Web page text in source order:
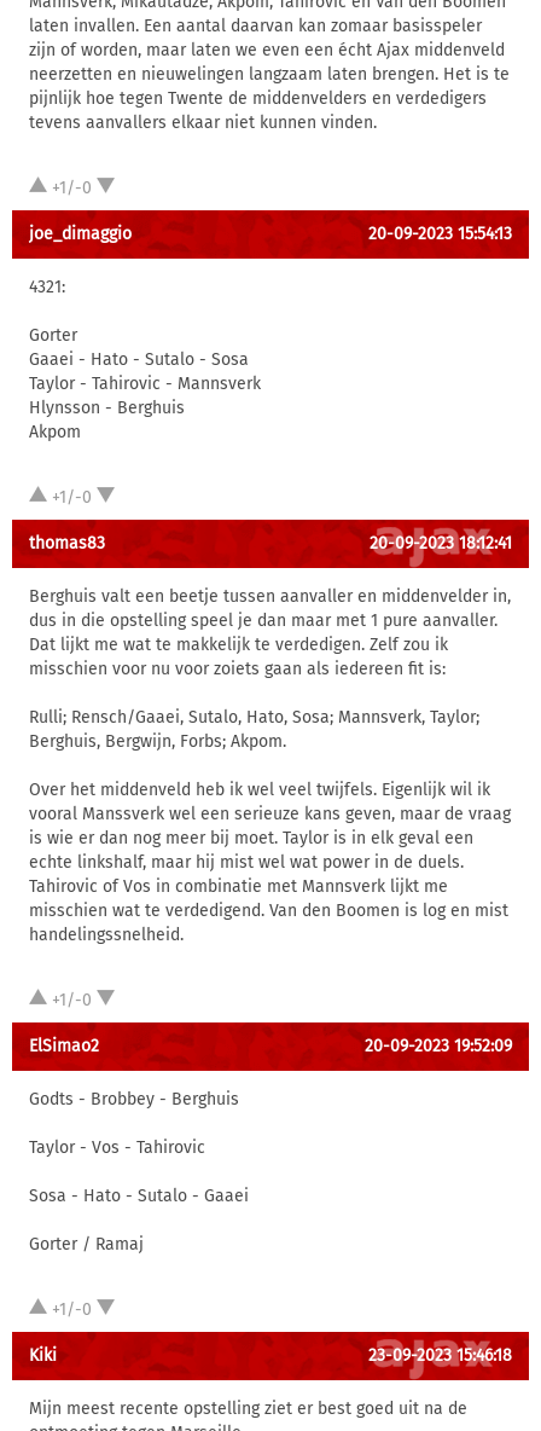
laten invallen. Een aantal daarvan kan zomaar basisspeler
zijn of worden, maar laten we even een écht Ajax middenveld
neerzetten en nieuwelingen langzaam laten brengen. Het is te
pijnlijk hoe tegen Twente de middenvelders en verdedigers
tevens aanvallers elkaar niet kunnen vinden.
+1/-0
joe_dimaggio 20-09-2023 15:54:13
4321:
Gorter
Gaaei - Hato - Sutalo - Sosa
Taylor - Tahirovic - Mannsverk
Hlynsson - Berghuis
Akpom
+1/-0
thomas83 20-09-2023 18:12:41
Berghuis valt een beetje tussen aanvaller en middenvelder in,
dus in die opstelling speel je dan maar met 1 pure aanvaller.
Dat lijkt me wat te makkelijk te verdedigen. Zelf zou ik
misschien voor nu voor zoiets gaan als iedereen fit is:
Rulli; Rensch/Gaaei, Sutalo, Hato, Sosa; Mannsverk, Taylor;
Berghuis, Bergwijn, Forbs; Akpom.
Over het middenveld heb ik wel veel twijfels. Eigenlijk wil ik
vooral Manssverk wel een serieuze kans geven, maar de vraag
is wie er dan nog meer bij moet. Taylor is in elk geval een
echte linkshalf, maar hij mist wel wat power in de duels.
Tahirovic of Vos in combinatie met Mannsverk lijkt me
misschien wat te verdedigend. Van den Boomen is log en mist
handelingssnelheid.
+1/-0
ElSimao2 20-09-2023 19:52:09
Godts - Brobbey - Berghuis
Taylor - Vos - Tahirovic
Sosa - Hato - Sutalo - Gaaei
Gorter / Ramaj
+1/-0
Kiki 23-09-2023 15:46:18
Mijn meest recente opstelling ziet er best goed uit na de